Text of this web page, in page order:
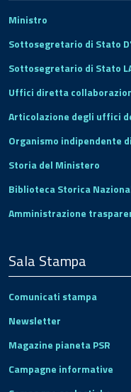
Ministro
Sottosegretario di Stato
Sottosegretario di Stato
Uffici diretta
Articolazione degli uffici
Organismo indipendente
Storia del Ministero
Biblioteca Storica
Amministrazione
Sala Stampa
Comunicati stampa
Newsletter
Magazine pianeta PSR
Campagne informative